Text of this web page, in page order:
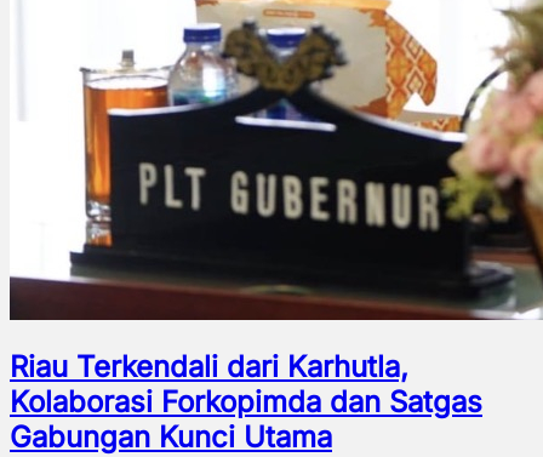
Riau Terkendali dari Karhutla,
Kolaborasi Forkopimda dan Satgas
Gabungan Kunci Utama